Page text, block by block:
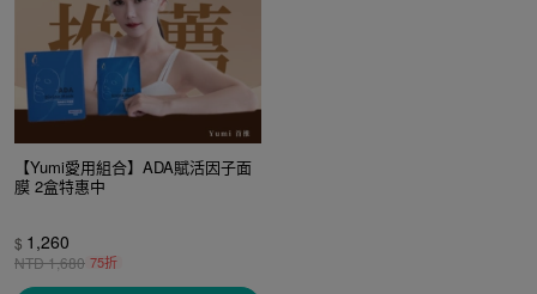
【Yumi愛用組合】ADA賦活因子面
膜 2盒特惠中
$ 1,260
NTD1,680 75折